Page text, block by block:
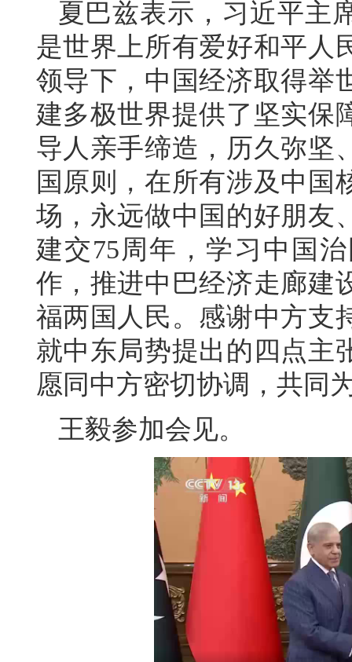
夏巴兹表示，习近平主
是世界上所有爱好和平人
领导下，中国经济取得举
建多极世界提供了坚实保
导人亲手缔造，历久弥坚
国原则，在所有涉及中国
场，永远做中国的好朋友
建交75周年，学习中国
作，推进中巴经济走廊建
福两国人民。感谢中方支
就中东局势提出的四点主
愿同中方密切协调，共同
王毅参加会见。